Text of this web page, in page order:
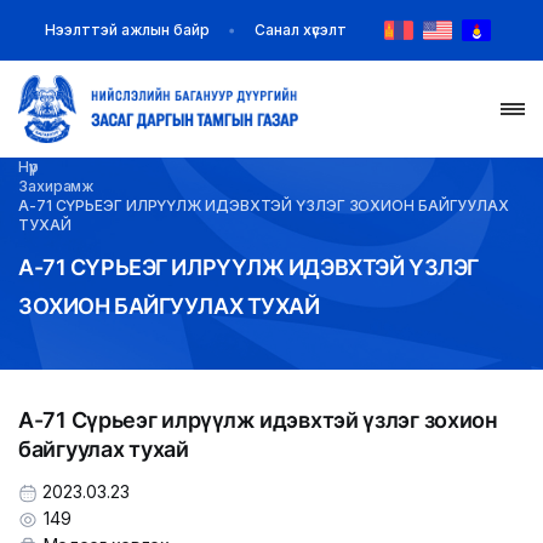
НҮҮР
МЭДЭЭ МЭДЭЭЛЭЛ
ЗАХИРАМЖ ШИЙДВЭР
ИЛ ТОД БАЙДАЛ
Нээлттэй ажлын байр Санал хүсэлт
Нүүр
Захирамж
А-71 СҮРЬЕЭГ ИЛРҮҮЛЖ ИДЭВХТЭЙ ҮЗЛЭГ ЗОХИОН БАЙГУУЛАХ
ТУХАЙ
А-71 СҮРЬЕЭГ ИЛРҮҮЛЖ ИДЭВХТЭЙ ҮЗЛЭГ
ЗОХИОН БАЙГУУЛАХ ТУХАЙ
А-71 Сүрьеэг илрүүлж идэвхтэй үзлэг зохион
байгуулах тухай
2023.03.23
149